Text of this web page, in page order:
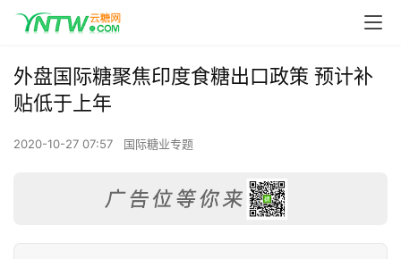
外盘国际糖聚焦印度食糖出口政策 预计补
贴低于上年
2020-10-27 07:57 国际糖业专题